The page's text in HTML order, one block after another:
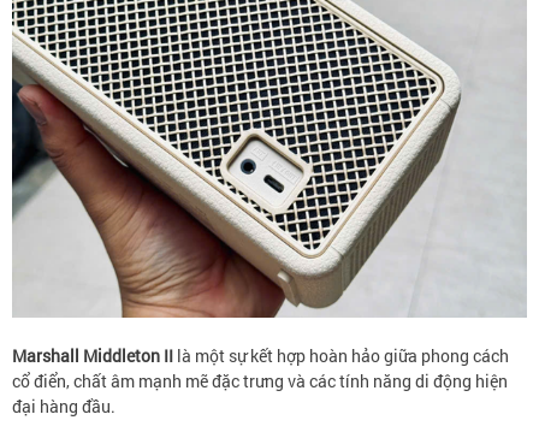
Marshall Middleton II là một sự kết hợp hoàn hảo giữa phong cách
cổ điển, chất âm mạnh mẽ đặc trưng và các tính năng di động hiện
đại hàng đầu.